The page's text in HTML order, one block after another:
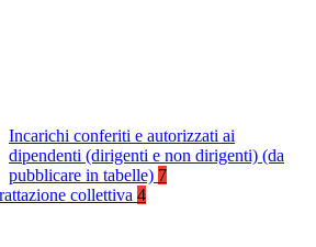
Incarichi conferiti e autorizzati ai
dipendenti (dirigenti e non dirigenti) (da
pubblicare in tabelle) 7
collettiva 4